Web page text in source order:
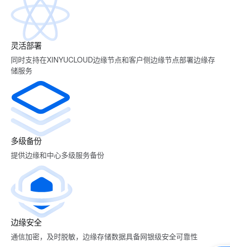
灵活部署
同时支持在XINYUCLOUD边缘节点和客户侧边缘节点部署边缘存
储服务
多级备份
提供边缘和中心多级服务备份
边缘安全
通信加密，及时脱敏，边缘存储数据具备网银级安全可靠性